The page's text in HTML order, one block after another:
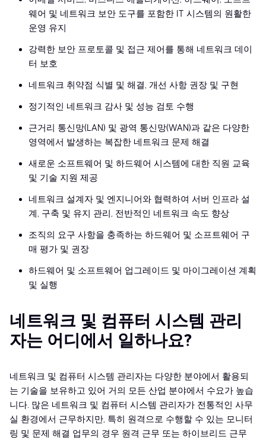
웨어 및 네트워크 보안 도구를 포함한 IT 시스템의 원활한
운영 유지
강력한 보안 프로토콜 및 접근 제어를 통해 네트워크 데이
터 보호
네트워크 취약점 식별 및 해결, 개선 사항 권장 및 구현
정기적인 네트워크 감사 및 성능 검토 수행
근거리 통신망(LAN) 및 광역 통신망(WAN)과 같은 다양한
영역에서 발생하는 복잡한 네트워크 문제 해결
새로운 소프트웨어 및 하드웨어 시스템에 대한 직원 교육
및 기술 지원 제공
네트워크 설계자 및 엔지니어와 협력하여 서버 인프라 설
계, 구축 및 유지 관리, 전반적인 네트워크 속도 향상
조직의 요구 사항을 충족하는 하드웨어 및 소프트웨어 구
매 평가 및 권장
하드웨어 및 소프트웨어 업그레이드 및 마이그레이션 계획
및 실행
네트워크 및 컴퓨터 시스템 관리
자는 어디에서 일하나요?
네트워크 및 컴퓨터 시스템 관리자는 다양한 분야에서 활용되
는 기술을 보유하고 있어 거의 모든 산업 분야에서 수요가 높습
니다. 많은 네트워크 및 컴퓨터 시스템 관리자가 전통적인 사무
실 환경에서 근무하지만, 특히 원격으로 수행할 수 있는 모니터
링 및 문제 해결 업무의 경우 원격 근무 또는 하이브리드 근무